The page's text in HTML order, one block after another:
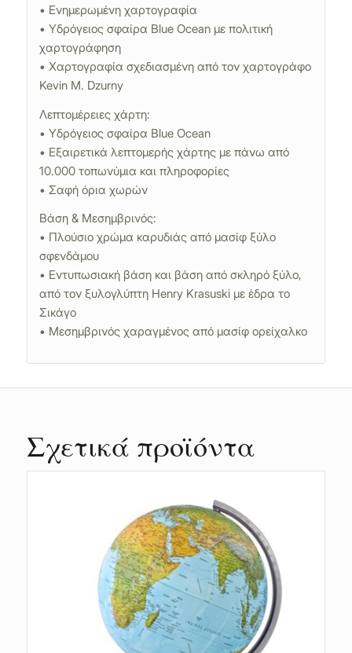
• Ενημερωμένη χαρτογραφία
• Υδρόγειος σφαίρα Blue Ocean με πολιτική
χαρτογράφηση
• Χαρτογραφία σχεδιασμένη από τον χαρτογράφο
Kevin M. Dzurny
Λεπτομέρειες χάρτη:
• Υδρόγειος σφαίρα Blue Ocean
• Εξαιρετικά λεπτομερής χάρτης με πάνω από
10.000 τοπωνύμια και πληροφορίες
• Σαφή όρια χωρών
Βάση & Μεσημβρινός:
• Πλούσιο χρώμα καρυδιάς από μασίφ ξύλο
σφενδάμου
• Εντυπωσιακή βάση και βάση από σκληρό ξύλο,
από τον ξυλογλύπτη Henry Krasuski με έδρα το
Σικάγο
• Μεσημβρινός χαραγμένος από μασίφ ορείχαλκο
Σχετικά προϊόντα